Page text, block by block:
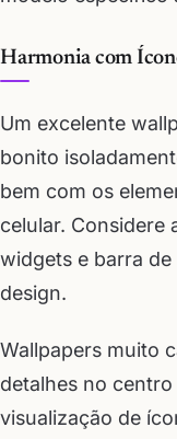
Harmonia com
Um excelente
bonito
bem com os
celular. Considere
widgets e barra
design.
Wallpapers muito
detalhes no
visualização de